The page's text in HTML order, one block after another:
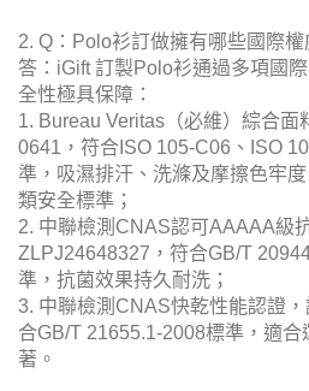
2. Q：Polo衫訂做擁有哪些國際權
答：iGift 訂製Polo衫通過多項國
全性極具保障：
1. Bureau Veritas（必維）綜合面
0641，符合ISO 105-C06、ISO
準，吸濕排汗、洗滌及摩擦色牢
類安全標準；
2. 中聯檢測CNAS認可AAAAA級
ZLPJ24648327，符合GB/T
準，抗菌效果持久耐洗；
3. 中聯檢測CNAS快乾性能認證
合GB/T 21655.1-2008標準，適
著。